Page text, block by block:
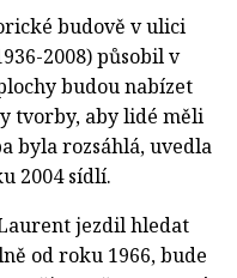
budově v ulici
2008) působil v
budou nabízet
tvorby, aby lidé měli
byla rozsáhlá, uvedla
2004 sídlí.
jezdil hledat
od roku 1966, bude